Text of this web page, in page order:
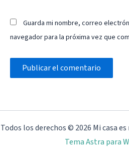
Guarda mi nombre, correo
navegador para la próxima vez que
Todos los derechos © 2026 Mi casa
Tema Astra para